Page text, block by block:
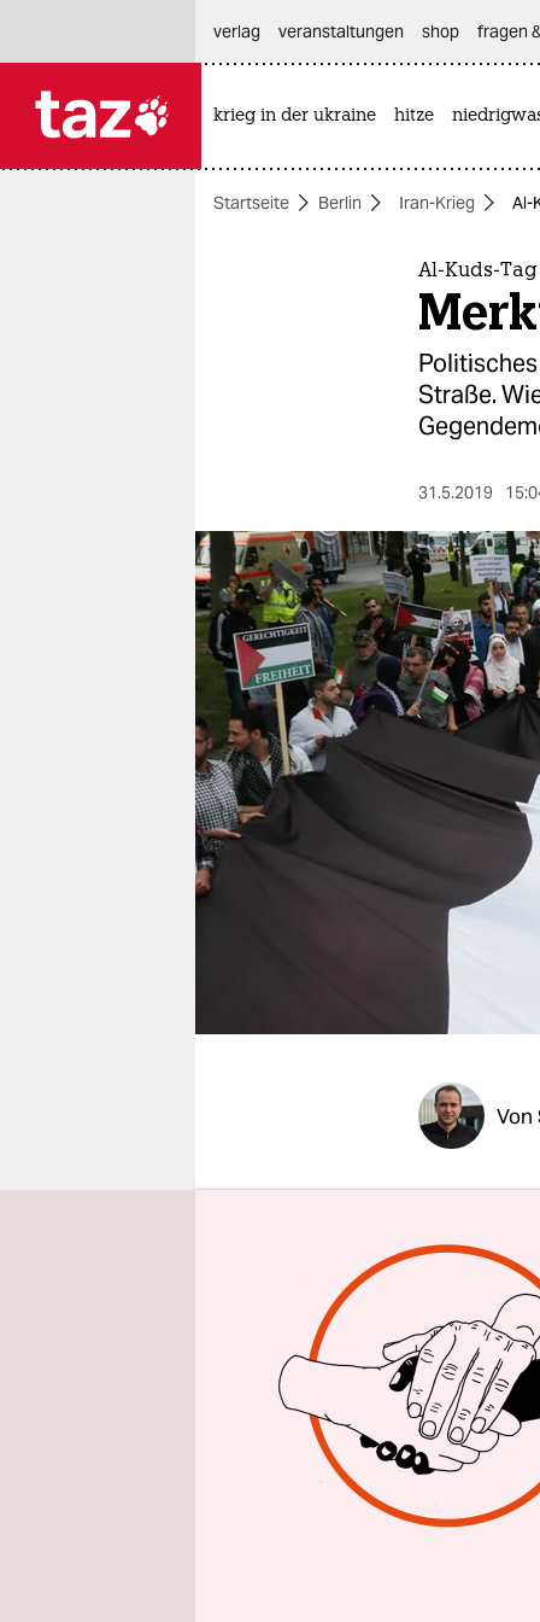
themen
berlin
nord
wahrheit
verlag
verlag
veranstaltungen
shop
genossenschaft
verlag
veranstaltungen shop fragen
krieg in der ukraine hitze
Startseite Berlin Iran-Krieg Al-
Al-Kuds-
Straße.
31.5.2019
Von
Zum 23.
globalen,
erwartet.
auf der
und
Der
Ruhollah